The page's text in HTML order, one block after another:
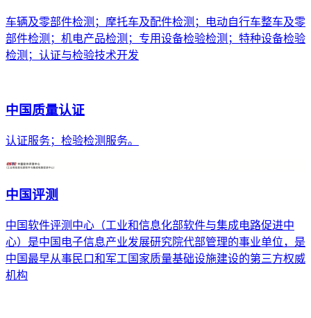
车辆及零部件检测；摩托车及配件检测；电动自行车整车及零
部件检测；机电产品检测；专用设备检验检测；特种设备检验
检测；认证与检验技术开发
中国质量认证
认证服务；检验检测服务。
中国评测
中国软件评测中心（工业和信息化部软件与集成电路促进中
心）是中国电子信息产业发展研究院代部管理的事业单位，是
中国最早从事民口和军工国家质量基础设施建设的第三方权威
机构